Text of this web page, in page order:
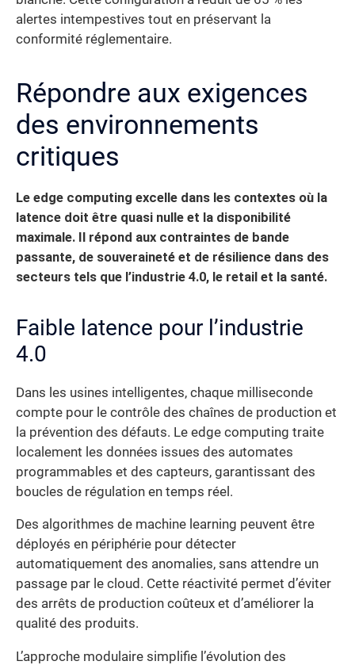
alertes intempestives tout en préservant la
conformité réglementaire.
Répondre aux exigences
des environnements
critiques
Le edge computing excelle dans les contextes où la
latence doit être quasi nulle et la disponibilité
maximale. Il répond aux contraintes de bande
passante, de souveraineté et de résilience dans des
secteurs tels que l’industrie 4.0, le retail et la santé.
Faible latence pour l’industrie
4.0
Dans les usines intelligentes, chaque milliseconde
compte pour le contrôle des chaînes de production et
la prévention des défauts. Le edge computing traite
localement les données issues des automates
programmables et des capteurs, garantissant des
boucles de régulation en temps réel.
Des algorithmes de machine learning peuvent être
déployés en périphérie pour détecter
automatiquement des anomalies, sans attendre un
passage par le cloud. Cette réactivité permet d’éviter
des arrêts de production coûteux et d’améliorer la
qualité des produits.
L’approche modulaire simplifie l’évolution des